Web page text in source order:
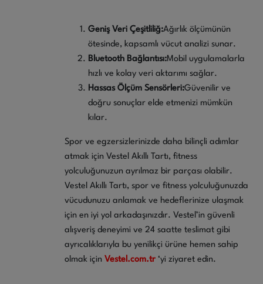
Geniş Veri Çeşitliliğ:Ağırlık ölçümünün
ötesinde, kapsamlı vücut analizi sunar.
Bluetooth Bağlantısı:Mobil uygulamalarla
hızlı ve kolay veri aktarımı sağlar.
Hassas Ölçüm Sensörleri:Güvenilir ve
doğru sonuçlar elde etmenizi mümkün
kılar.
Spor ve egzersizlerinizde daha bilinçli adımlar
atmak için Vestel Akıllı Tartı, fitness
yolculuğunuzun ayrılmaz bir parçası olabilir.
Vestel Akıllı Tartı, spor ve fitness yolculuğunuzda
vücudunuzu anlamak ve hedeflerinize ulaşmak
için en iyi yol arkadaşınızdır. Vestel’in güvenli
alışveriş deneyimi ve 24 saatte teslimat gibi
ayrıcalıklarıyla bu yenilikçi ürüne hemen sahip
olmak için Vestel.com.tr ‘yi ziyaret edin.